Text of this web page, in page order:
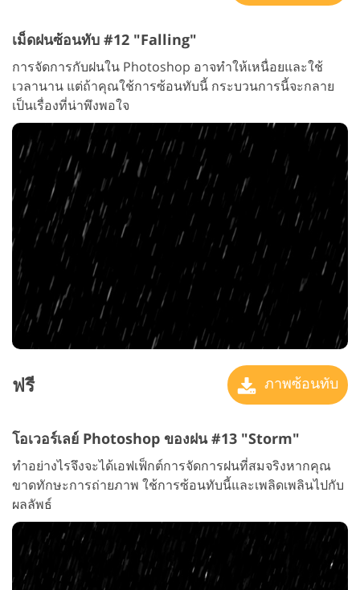
เม็ดฝนซ้อนทับ #12 "Falling"
การจัดการกับฝนใน Photoshop อาจทำให้เหนื่อยและใช้
เวลานาน แต่ถ้าคุณใช้การซ้อนทับนี้ กระบวนการนี้จะกลาย
เป็นเรื่องที่น่าพึงพอใจ
ฟรี ภาพซ้อนทับ
โอเวอร์เลย์ Photoshop ของฝน #13 "Storm"
ทำอย่างไรจึงจะได้เอฟเฟ็กต์การจัดการฝนที่สมจริงหากคุณ
ขาดทักษะการถ่ายภาพ ใช้การซ้อนทับนี้และเพลิดเพลินไปกับ
ผลลัพธ์